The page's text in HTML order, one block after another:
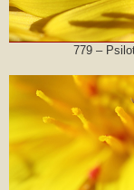
779 –